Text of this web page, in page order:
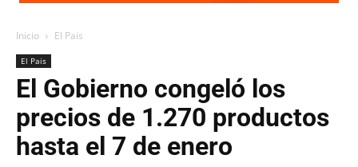
Inicio El Pais
El Pais
El Gobierno congeló los
precios de 1.270 productos
hasta el 7 de enero